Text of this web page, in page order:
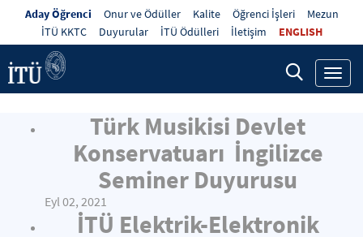
Aday Öğrenci Onur ve Ödüller Kalite Öğrenci İşleri
Mezun
İTÜ KKTC
Duyurular İTÜ Ödülleri İletişim ENGLISH
Türk Musikisi Devlet
Konservatuarı İngilizce
Seminer Duyurusu
Eyl 02, 2021
İTÜ Elektrik-Elektronik